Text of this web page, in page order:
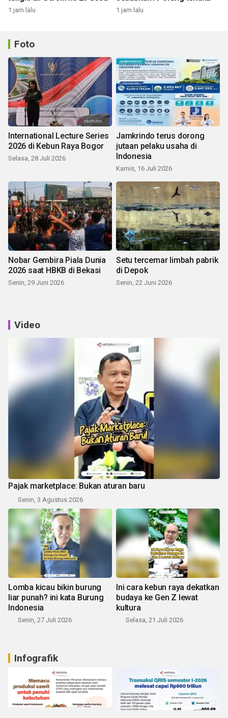
1 jam lalu 1 jam lalu
Foto
International Lecture Series
2026 di Kebun Raya Bogor
Selasa, 28 Juli 2026
Jamkrindo terus dorong
jutaan pelaku usaha di
Indonesia
Kamis, 16 Juli 2026
Nobar Gembira Piala Dunia
2026 saat HBKB di Bekasi
Senin, 29 Juni 2026
Setu tercemar limbah pabrik
di Depok
Senin, 22 Juni 2026
Video
Pajak marketplace: Bukan aturan baru
Senin, 3 Agustus 2026
Lomba kicau bikin burung
liar punah? ini kata Burung
Indonesia
Senin, 27 Juli 2026
Ini cara kebun raya dekatkan
budaya ke Gen Z lewat
kultura
Selasa, 21 Juli 2026
Infografik